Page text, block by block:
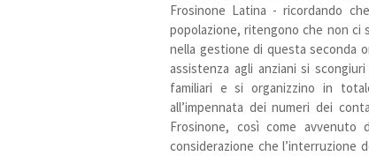
Frosinone Latina - ricordando
popolazione, ritengono che non ci
nella gestione di questa seconda
assistenza agli anziani si
familiari e si organizzino in
all’impennata dei numeri dei
Frosinone, così come avvenuto
considerazione che